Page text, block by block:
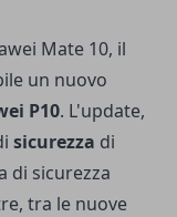
Mate 10, il
un nuovo
P10. L'update,
sicurezza di
di sicurezza
tra le nuove